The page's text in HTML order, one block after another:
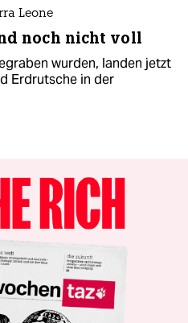
Leone
noch nicht voll
wurden, landen jetzt
Erdrutsche in der